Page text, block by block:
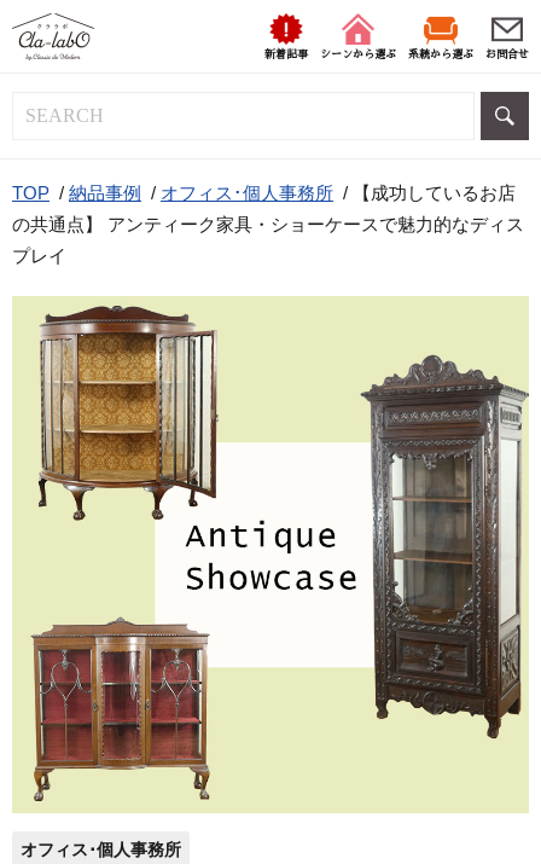
新着記事 シーンから選ぶ 系統から選ぶ お問合せ
TOP / 納品事例 / オフィス･個人事務所 /
【成功しているお店
の共通点】 アンティーク家具・ショーケースで魅力的なディス
プレイ
オフィス･個人事務所